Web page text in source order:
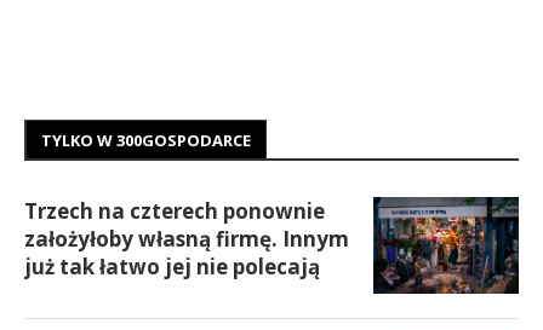
TYLKO W 300GOSPODARCE
Trzech na czterech ponownie
założyłoby własną firmę. Innym
już tak łatwo jej nie polecają